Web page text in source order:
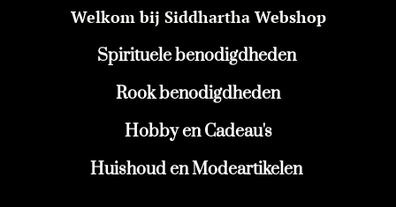
Welkom bij Siddhartha Webshop
Spirituele benodigdheden
Rook benodigdheden
Hobby en Cadeau's
Huishoud en Modeartikelen